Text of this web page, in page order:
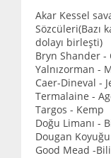
Akar Kessel
Sözcüleri(Bazı
dolayı birleşti)
Bryn Shander -
Yalnızorman -
Caer-Dineval -
Termalaine -
Targos - Kemp
Doğu Limanı -
Dougan
Good Mead -